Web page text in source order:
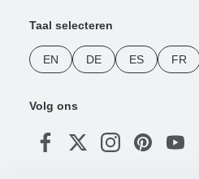
Taal selecteren
EN DE ES FR
Volg ons